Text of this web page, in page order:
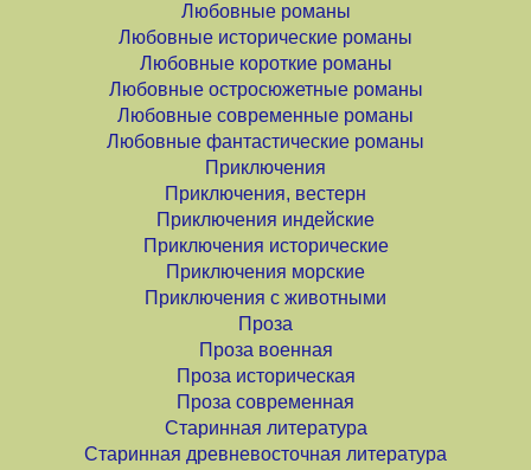
Любовные романы
Любовные исторические романы
Любовные короткие романы
Любовные остросюжетные романы
Любовные современные романы
Любовные фантастические романы
Приключения
Приключения, вестерн
Приключения индейские
Приключения исторические
Приключения морские
Приключения с животными
Проза
Проза военная
Проза историческая
Проза современная
Старинная литература
Старинная древневосточная литература